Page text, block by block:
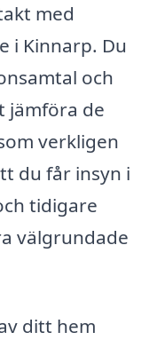
med
i Kinnarp. Du
och
jämföra de
verkligen
du får insyn i
tidigare
välgrundade
ditt hem